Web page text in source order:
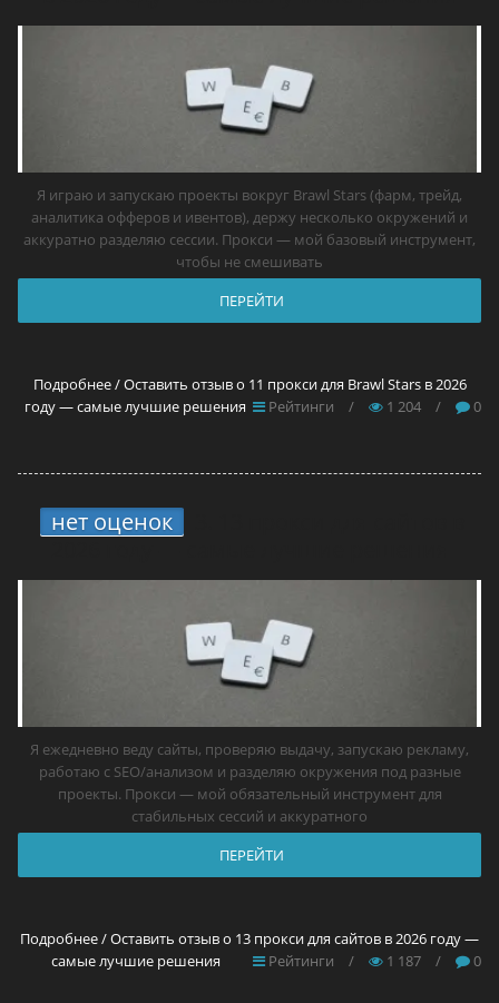
Я играю и запускаю проекты вокруг Brawl Stars (фарм, трейд,
аналитика офферов и ивентов), держу несколько окружений и
аккуратно разделяю сессии. Прокси — мой базовый инструмент,
чтобы не смешивать
ПЕРЕЙТИ
Подробнее / Оставить отзыв о 11 прокси для Brawl Stars в 2026
году — самые лучшие решения
Рейтинги / 1 204 / 0
нет оценок
Я ежедневно веду сайты, проверяю выдачу, запускаю рекламу,
работаю с SEO/анализом и разделяю окружения под разные
проекты. Прокси — мой обязательный инструмент для
стабильных сессий и аккуратного
ПЕРЕЙТИ
Подробнее / Оставить отзыв о 13 прокси для сайтов в 2026 году —
самые лучшие решения
Рейтинги / 1 187 / 0